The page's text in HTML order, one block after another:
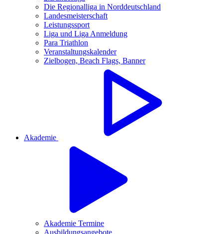
Die Regionalliga in Norddeutschland
Landesmeisterschaft
Leistungssport
Liga und Liga Anmeldung
Para Triathlon
Veranstaltungskalender
Zielbogen, Beach Flags, Banner
Akademie
Akademie Termine
Ausbildungsangebote